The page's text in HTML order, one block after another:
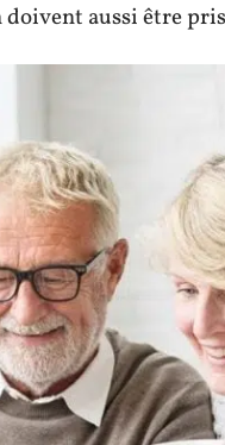
aussi être